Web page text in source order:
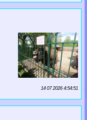
14 07 2026 4:54:51